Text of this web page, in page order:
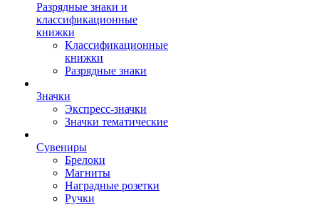
Разрядные знаки и
классификационные
книжки
Классификационные
книжки
Разрядные знаки
Значки
Экспресс-значки
Значки тематические
Сувениры
Брелоки
Магниты
Наградные розетки
Ручки